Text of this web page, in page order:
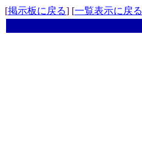
[掲示板に戻る] [一覧表示に戻る